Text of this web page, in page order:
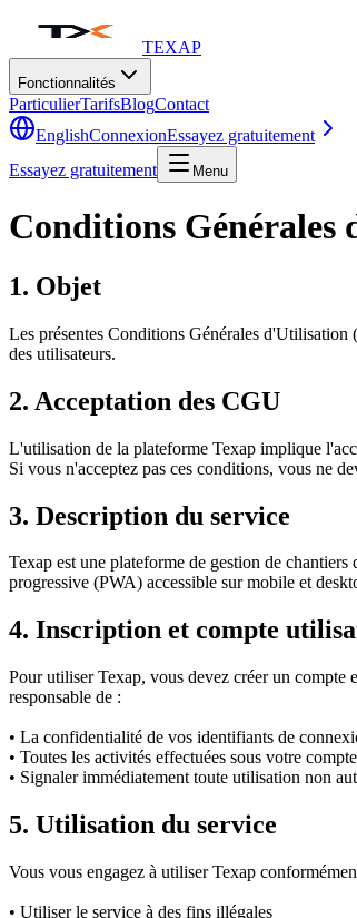
TEXAP
Fonctionnalités
ParticulierTarifsBlogContact
EnglishConnexionEssayez gratuitement
Essayez gratuitement
Menu
Conditions
1. Objet
Les présentes Conditions Générales
des utilisateurs.
2. Acceptation des CGU
L'utilisation de la plateforme Texap implique
Si vous n'acceptez pas ces conditions, vous ne
3. Description du service
Texap est une plateforme de gestion de
progressive (PWA) accessible sur mobile et
4. Inscription et compte
Pour utiliser Texap, vous devez créer un compte
responsable de :
• La confidentialité de vos identifiants de
• Toutes les activités effectuées sous votre compte
• Signaler immédiatement toute utilisation non
5. Utilisation du service
Vous vous engagez à utiliser Texap
• Utiliser le service à des fins illégales